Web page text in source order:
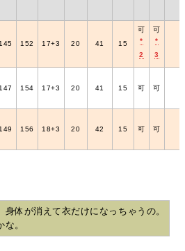
145 152 17+3 20 41 15
可
*
2
可
*
3
147 154 17+3 20 41 15 可 可
149 156 18+3 20 42 15 可 可
体が消えて衣だけになっちゃうの。
。